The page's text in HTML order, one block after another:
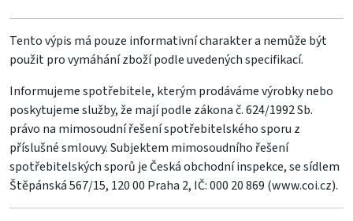
Tento výpis má pouze informativní charakter a nemůže být
použit pro vymáhání zboží podle uvedených specifikací.
Informujeme spotřebitele, kterým prodáváme výrobky nebo
poskytujeme služby, že mají podle zákona č. 624/1992 Sb.
právo na mimosoudní řešení spotřebitelského sporu z
příslušné smlouvy. Subjektem mimosoudního řešení
spotřebitelských sporů je Česká obchodní inspekce, se sídlem
Štěpánská 567/15, 120 00 Praha 2, IČ: 000 20 869 (www.coi.cz).